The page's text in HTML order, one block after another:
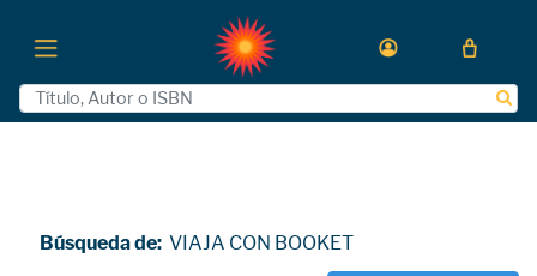
Búsqueda de: VIAJA CON BOOKET